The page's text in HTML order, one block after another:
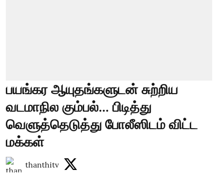
பயங்கர ஆயுதங்களுடன் சுற்றிய
வடமாநில கும்பல்... பிடித்து
வெளுத்தெடுத்து போலீஸிடம் விட்ட
மக்கள்
thanthitv